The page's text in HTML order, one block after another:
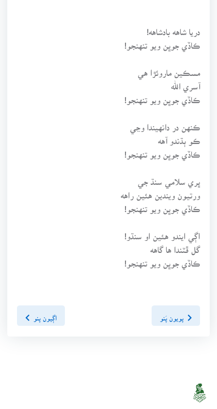
دريا شاهه بادشاهه!
ڪاڏي جوڀن ويو تنهنجو!
مسڪين ماروئڙا هي
آسري الله
ڪاڏي جوڀن ويو تنهنجو!
ڪنهن در دانهيندا وڃي
ڪو ٻڌندو آهه
ڪاڏي جوڀن ويو تنهنجو!
ڀري سلامي سنڌ جي
ورتيون ويندين هئين راهه
ڪاڏي جوڀن ويو تنهنجو!
اڳي ايندو هئين او سنڌو!
گل ڦٽندا ها گاهه
ڪاڏي جوڀن ويو تنهنجو!
پويون پَنو اڳيون پنو